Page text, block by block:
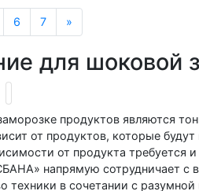
6 7 »
для шоковой
продуктов являются
от продуктов, которые
от продукта
напрямую сотрудничает с
техники в сочетании с